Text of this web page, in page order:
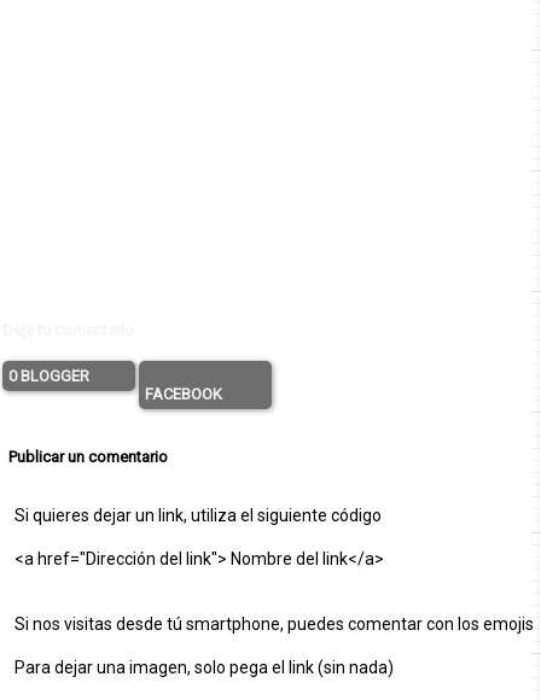
0 BLOGGER
FACEBOOK
Publicar un comentario
Si quieres dejar un link, utiliza el siguiente código
<a href="Dirección del link"> Nombre del link</a>
Si nos visitas desde tú smartphone, puedes comentar con los emojis
Para dejar una imagen, solo pega el link (sin nada)